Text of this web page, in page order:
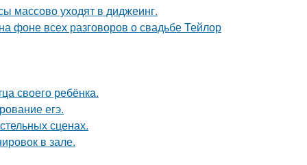
массово уходят в диджеинг.
фоне всех разговоров о свадьбе Тейлор
своего ребёнка.
егэ.
сценах.
в зале.